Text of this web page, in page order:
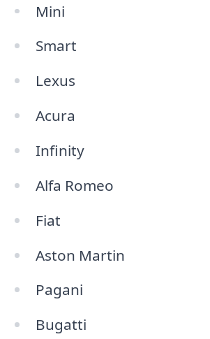
Mini
Smart
Lexus
Acura
Infinity
Alfa Romeo
Fiat
Aston Martin
Pagani
Bugatti